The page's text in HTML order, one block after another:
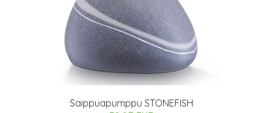
Saippuapumppu STONEFISH